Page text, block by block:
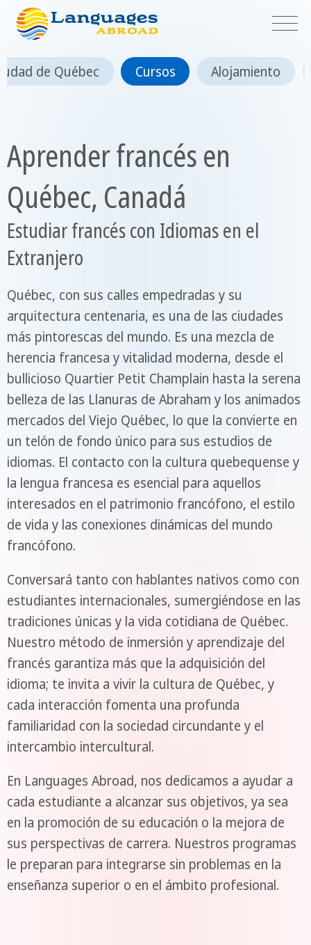
de Québec Cursos Alojamiento
Aprender francés en
Québec, Canadá
Estudiar francés con Idiomas en el
Extranjero
Québec, con sus calles empedradas y su
arquitectura centenaria, es una de las ciudades
más pintorescas del mundo. Es una mezcla de
herencia francesa y vitalidad moderna, desde el
bullicioso Quartier Petit Champlain hasta la serena
belleza de las Llanuras de Abraham y los animados
mercados del Viejo Québec, lo que la convierte en
un telón de fondo único para sus estudios de
idiomas. El contacto con la cultura quebequense y
la lengua francesa es esencial para aquellos
interesados en el patrimonio francófono, el estilo
de vida y las conexiones dinámicas del mundo
francófono.
Conversará tanto con hablantes nativos como con
estudiantes internacionales, sumergiéndose en las
tradiciones únicas y la vida cotidiana de Québec.
Nuestro método de inmersión y aprendizaje del
francés garantiza más que la adquisición del
idioma; te invita a vivir la cultura de Québec, y
cada interacción fomenta una profunda
familiaridad con la sociedad circundante y el
intercambio intercultural.
En Languages Abroad, nos dedicamos a ayudar a
cada estudiante a alcanzar sus objetivos, ya sea
en la promoción de su educación o la mejora de
sus perspectivas de carrera. Nuestros programas
le preparan para integrarse sin problemas en la
enseñanza superior o en el ámbito profesional.